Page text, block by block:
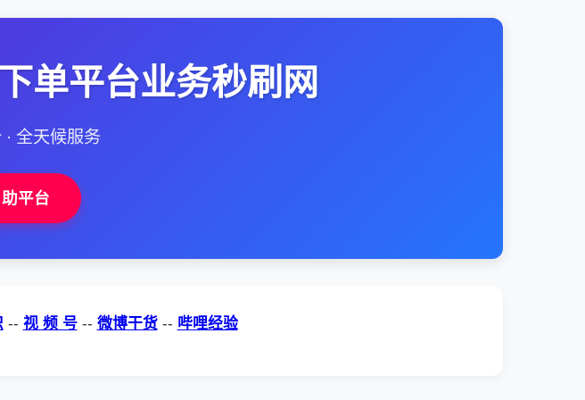
单平台业务秒刷网
· 全天候服务
平台
-- 视 频 号 -- 微博干货 -- 哔哩经验